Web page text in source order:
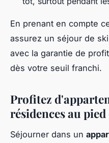
En prenant en compte
assurez un séjour de
avec la garantie de
dès votre seuil franchi.
Profitez
résidences au pied
Séjourner dans un